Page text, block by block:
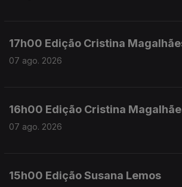
17h00 Edição Cristina
07 ago. 2026
16h00 Edição Cristina
07 ago. 2026
15h00 Edição Susana Lemos